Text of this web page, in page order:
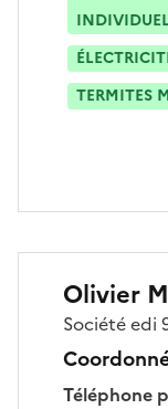
TERMITES
Olivier
Sociétéedi
Téléphone